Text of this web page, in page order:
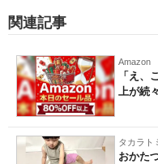
製造業のIT導入・活用を
モノづくり技術者専門サイ
エレクトロニクス専門サイ
電子設計の基本と応用
関連記事
Amazon
「え、
上が続
タカラト
おかた